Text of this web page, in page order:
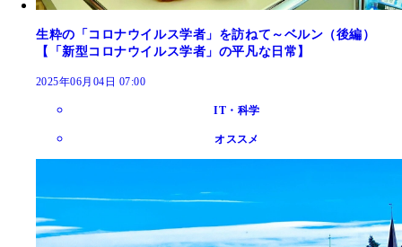
生粋の「コロナウイルス学者」を訪ねて～ベルン（後編）
【「新型コロナウイルス学者」の平凡な日常】
2025年06月04日 07:00
IT・科学
オススメ